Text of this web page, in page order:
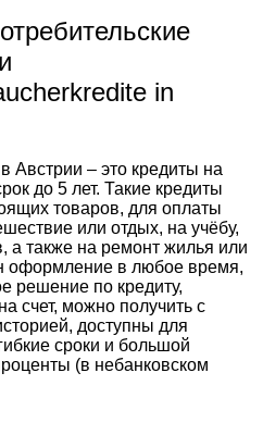
in
Австрии – это кредиты на
до 5 лет. Такие кредиты
товаров, для оплаты
или отдых, на учёбу,
а также на ремонт жилья или
оформление в любое время,
решение по кредиту,
счет, можно получить с
доступны для
сроки и большой
(в небанковском